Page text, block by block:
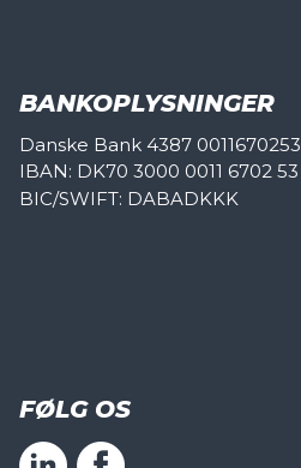
BANKOPLYSNINGER
Danske Bank 4387 0011670253
IBAN: DK70 3000 0011 6702 53
BIC/SWIFT: DABADKKK
FØLG OS